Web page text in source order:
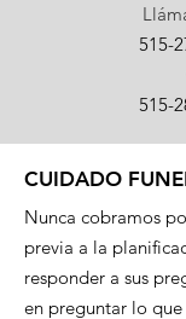
515-
515-
CUIDADO
Nunca cobramos
previa a la
responder a sus
en preguntar lo